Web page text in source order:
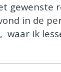
gewenste
in de
waar ik